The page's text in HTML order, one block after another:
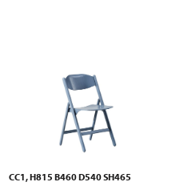
CC1, H815 B460 D540 SH465